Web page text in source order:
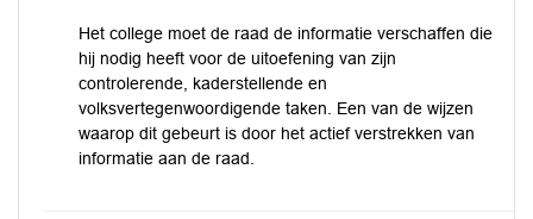
Het college moet de raad de informatie verschaffen die
hij nodig heeft voor de uitoefening van zijn
controlerende, kaderstellende en
volksvertegenwoordigende taken. Een van de wijzen
waarop dit gebeurt is door het actief verstrekken van
informatie aan de raad.